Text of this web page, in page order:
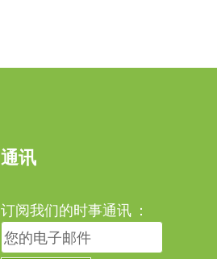
通讯
订阅我们的时事通讯 ：